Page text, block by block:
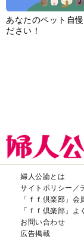
あなたのペット自
ださい！
婦人公論とは
サイトポリシー／
「ｆｆ倶楽部」会
「ｆｆ倶楽部」よ
お問い合わせ
広告掲載